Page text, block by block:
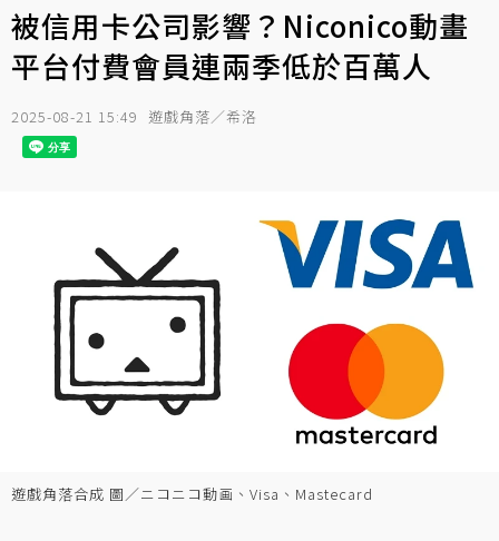
被信用卡公司影響？Niconico動畫
平台付費會員連兩季低於百萬人
2025-08-21 15:49 遊戲角落／希洛
遊戲角落合成 圖／ニコニコ動画、Visa、Mastecard